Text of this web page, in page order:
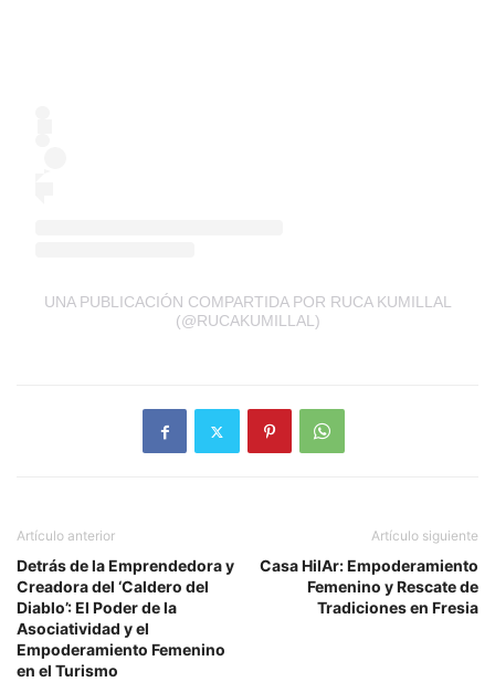
UNA PUBLICACIÓN COMPARTIDA POR RUCA KUMILLAL
(@RUCAKUMILLAL)
Artículo anterior
Detrás de la Emprendedora y
Creadora del ‘Caldero del
Diablo’: El Poder de la
Asociatividad y el
Empoderamiento Femenino
en el Turismo
Artículo siguiente
Casa HilAr: Empoderamiento
Femenino y Rescate de
Tradiciones en Fresia